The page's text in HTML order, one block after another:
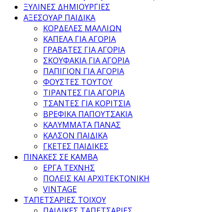
ΞΥΛΙΝΕΣ ΔΗΜΙΟΥΡΓΙΕΣ
ΑΞΕΣΟΥΑΡ ΠΑΙΔΙΚΑ
ΚΟΡΔΕΛΕΣ ΜΑΛΛΙΩΝ
ΚΑΠΕΛΑ ΓΙΑ ΑΓΟΡΙΑ
ΓΡΑΒΑΤΕΣ ΓΙΑ ΑΓΟΡΙΑ
ΣΚΟΥΦΑΚΙΑ ΓΙΑ ΑΓΟΡΙΑ
ΠΑΠΙΓΙΟΝ ΓΙΑ ΑΓΟΡΙΑ
ΦΟΥΣΤΕΣ ΤΟΥΤΟΥ
ΤΙΡΑΝΤΕΣ ΓΙΑ ΑΓΟΡΙΑ
ΤΣΑΝΤΕΣ ΓΙΑ ΚΟΡΙΤΣΙΑ
ΒΡΕΦΙΚΑ ΠΑΠΟΥΤΣΑΚΙΑ
ΚΑΛΥΜΜΑΤΑ ΠΑΝΑΣ
ΚΑΛΣΟΝ ΠΑΙΔΙΚΑ
ΓΚΕΤΕΣ ΠΑΙΔΙΚΕΣ
ΠΙΝΑΚΕΣ ΣΕ ΚΑΜΒΑ
ΕΡΓΑ ΤΕΧΝΗΣ
ΠΟΛΕΙΣ ΚΑΙ ΑΡΧΙΤΕΚΤΟΝΙΚΗ
VINTAGE
ΤΑΠΕΤΣΑΡΙΕΣ ΤΟΙΧΟΥ